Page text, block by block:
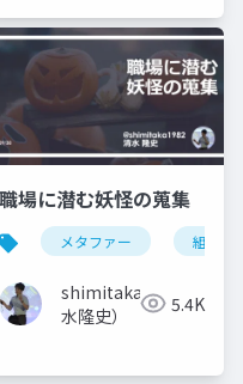
職場に潜む妖怪の蒐集
メタファー 組織課
shimitaka（清
水隆史）
5.4K